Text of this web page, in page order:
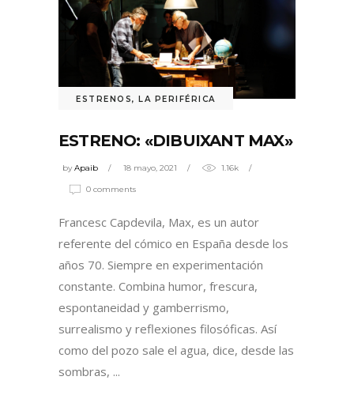
ESTRENOS, LA PERIFÉRICA
ESTRENO: «DIBUIXANT MAX»
byApaib 18 mayo, 2021 1.16k
0 comments
Francesc Capdevila, Max, es un autor
referente del cómico en España desde los
años 70. Siempre en experimentación
constante. Combina humor, frescura,
espontaneidad y gamberrismo,
surrealismo y reflexiones filosóficas. Así
como del pozo sale el agua, dice, desde las
sombras,